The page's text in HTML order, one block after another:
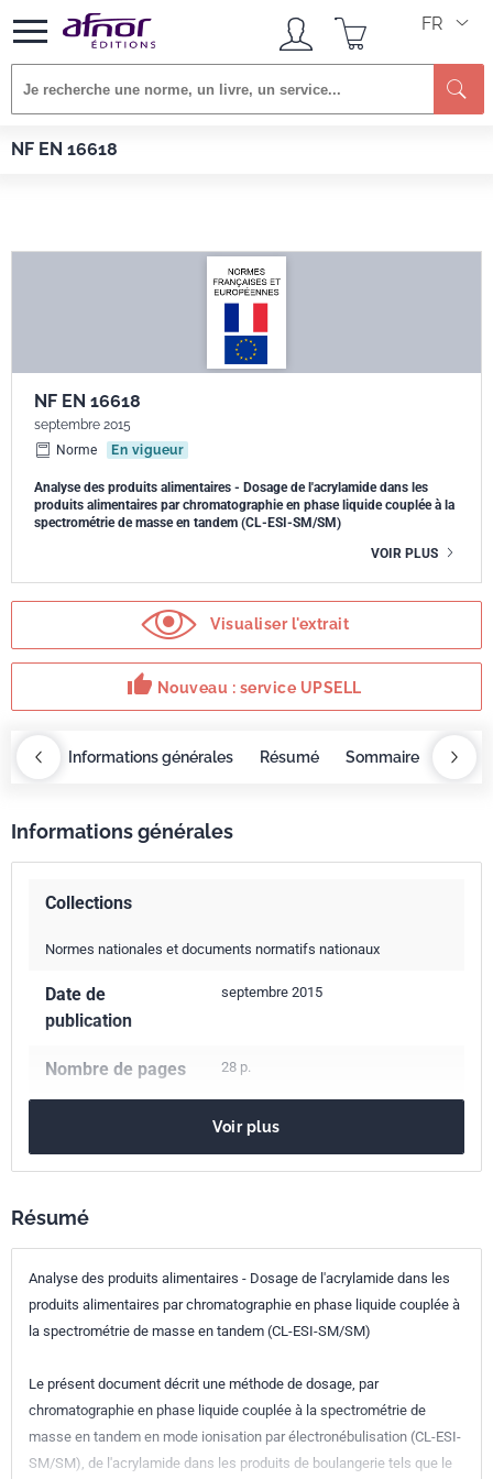
FR
NF EN 16618
Afnor EDITIONS
NF EN 16618
septembre 2015
Norme
En vigueur
Analyse des produits alimentaires - Dosage de l'acrylamide dans les
produits alimentaires par chromatographie en phase liquide couplée à la
spectrométrie de masse en tandem (CL-ESI-SM/SM)
VOIR PLUS
Visualiser l'extrait
thumb_up Nouveau : service UPSELL
Informations générales Résumé Sommaire
Informations générales
Collections
Normes nationales et documents normatifs nationaux
Date de
publication
septembre 2015
Nombre de pages 28 p.
Codes ICS
67.050
67.060Céréales, légumineuses et produits dérivés
67.080.20 Légumes et produits dérivés
67.140.20
Café et substituts du café
Indice de
V03-168
Numéro de tirage 1
Parenté
EN 16618:2015
Voir plus
Résumé
Analyse des produits alimentaires - Dosage de l'acrylamide dans les
produits alimentaires par chromatographie en phase liquide couplée à
la spectrométrie de masse en tandem (CL-ESI-SM/SM)
Le présent document décrit une méthode de dosage, par
chromatographie en phase liquide couplée à la spectrométrie de
masse en tandem en mode ionisation par électronébulisation (CL-ESI-
SM/SM), de l'acrylamide dans les produits de boulangerie tels que le